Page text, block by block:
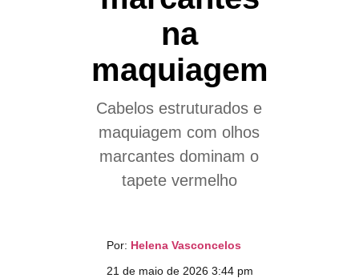
na
maquiagem
Cabelos estruturados e
maquiagem com olhos
marcantes dominam o
tapete vermelho
Por: Helena Vasconcelos
21 de maio de 2026 3:44 pm